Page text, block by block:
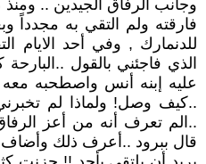
وجانب الرفاق الجيدين .. ومنذ
فارقته ولم التقي به مجدداً
للدنمارك , وفي أحد الايام
الذي فاجئني بالقول
عليه إبنه أنس واصطحبه
..كيف وصل! ولماذا لم
..الم تعرف أنه من أعز
قال ببرود ..أعرف ذلك وأضاف